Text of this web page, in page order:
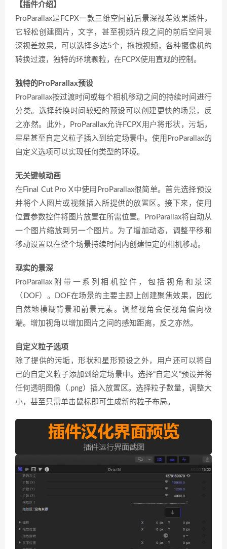
【插件介绍】
ProParallax是FCPX一款三维空间前后景深视差效果插件，
它轻松创建图片，文字，甚至视频片段之间的前后空间景
深视差效果，可以选择多达5个，拖拽视频，各种摄像机的
转换过渡，独特的环境颗粒，在FCPX使用直观的控制。
独特的ProParallax预设
ProParallax按过渡时间或每个相机移动之间的持续时间进行
分类。选择转换时间较短的预设可以创建更快的场景，反
之亦然。此外，ProParallax允许FCPX用户将形状，污垢，
星星甚至自定义粒子插入到给定场景中。使用ProParallax的
自定义选项可以实现任何类型的环境。
无关键帧动画
在Final Cut Pro X中使用ProParallax很简单。首先选择预设
并将个人图片或视频插入所提供的放置区。接下来，使用
位置参数控件将图片放置在所需位置。ProParallax将自动从
一个图片缩放到另一个图片。为了增加动态，调整平移和
移动设置以在整个场景持续时间内创建恒定的相机移动。
现实的景深
ProParallax附带一系列相机控件，包括视角和景深
（DOF）。DOF在场景的主要主题上创建聚焦效果，因此
自然地模糊背景和前景元素。调整视角会使视角偏向极
端。增加视角以增加图片之间的感知距离，反之亦然。
自定义粒子选项
除了提供的污垢，形状和星形预设之外，用户还可以将自
己的自定义粒子添加到给定场景中。选择“自定义”预设并将
任何透明图像（.png）插入放置区。选择粒子数量，调整大
小，甚至只需单击鼠标即可生成新的粒子布局。